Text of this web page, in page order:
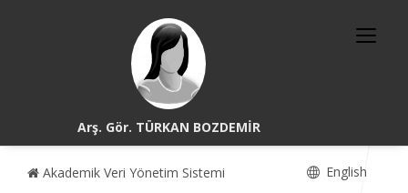
Arş. Gör. TÜRKAN BOZDEMİR
Akademik Veri Yönetim Sistemi English